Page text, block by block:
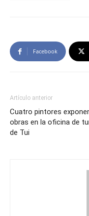
Facebook
Artículo anterior
Cuatro pintores
obras en la oficina de
de Tui